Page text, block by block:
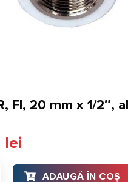
FI, 20 mm x 1/2″,
lei
PPR, FI, 20 mm x 1/2″, alb,
ADAUGĂ ÎN COȘ